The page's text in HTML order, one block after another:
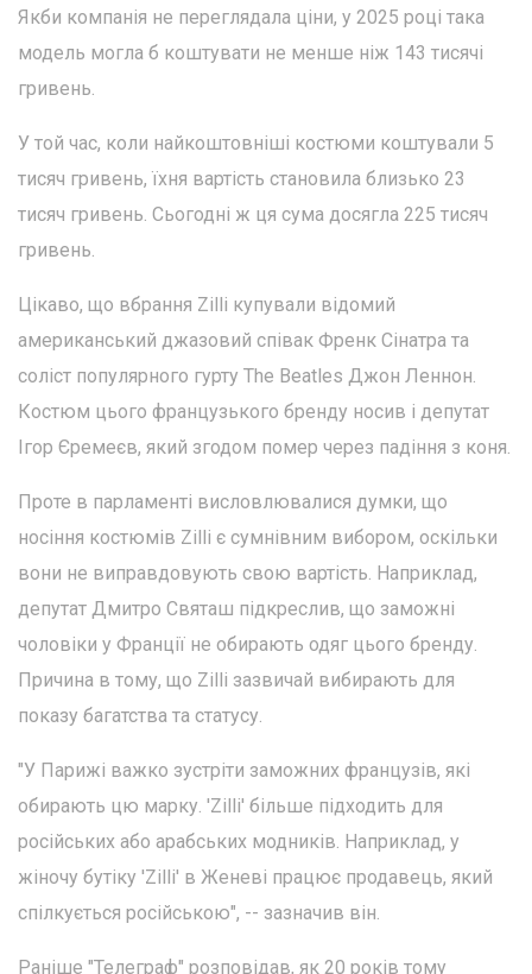
Якби компанія не переглядала ціни, у 2025 році така
модель могла б коштувати не менше ніж 143 тисячі
гривень.
У той час, коли найкоштовніші костюми коштували 5
тисяч гривень, їхня вартість становила близько 23
тисяч гривень. Сьогодні ж ця сума досягла 225 тисяч
гривень.
Цікаво, що вбрання Zilli купували відомий
американський джазовий співак Френк Сінатра та
соліст популярного гурту The Beatles Джон Леннон.
Костюм цього французького бренду носив і депутат
Ігор Єремеєв, який згодом помер через падіння з коня.
Проте в парламенті висловлювалися думки, що
носіння костюмів Zilli є сумнівним вибором, оскільки
вони не виправдовують свою вартість. Наприклад,
депутат Дмитро Святаш підкреслив, що заможні
чоловіки у Франції не обирають одяг цього бренду.
Причина в тому, що Zilli зазвичай вибирають для
показу багатства та статусу.
"У Парижі важко зустріти заможних французів, які
обирають цю марку. 'Zilli' більше підходить для
російських або арабських модників. Наприклад, у
жіночу бутіку 'Zilli' в Женеві працює продавець, який
спілкується російською", -- зазначив він.
Раніше "Телеграф" розповідав, як 20 років тому